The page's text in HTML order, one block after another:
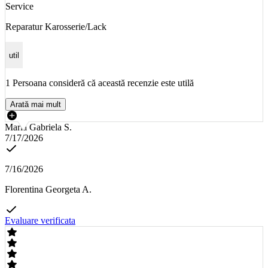
Service
Reparatur Karosserie/Lack
util
1 Persoana consideră că această recenzie este utilă
Arată mai mult
Maria Gabriela S.
7/17/2026
7/16/2026
Florentina Georgeta A.
Evaluare verificata